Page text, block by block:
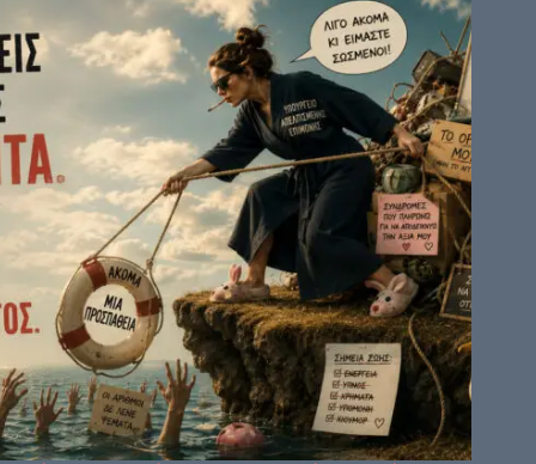
36
22
37
21
26
51
40
57
44
1
7 13
25
10
8
31
20
16
56
24
47 4
17
43
11
64 61 63